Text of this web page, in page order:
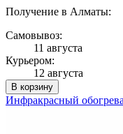
Получение в Алматы:
Самовывоз:
11 августа
Курьером:
12 августа
В корзину
Инфракрасный